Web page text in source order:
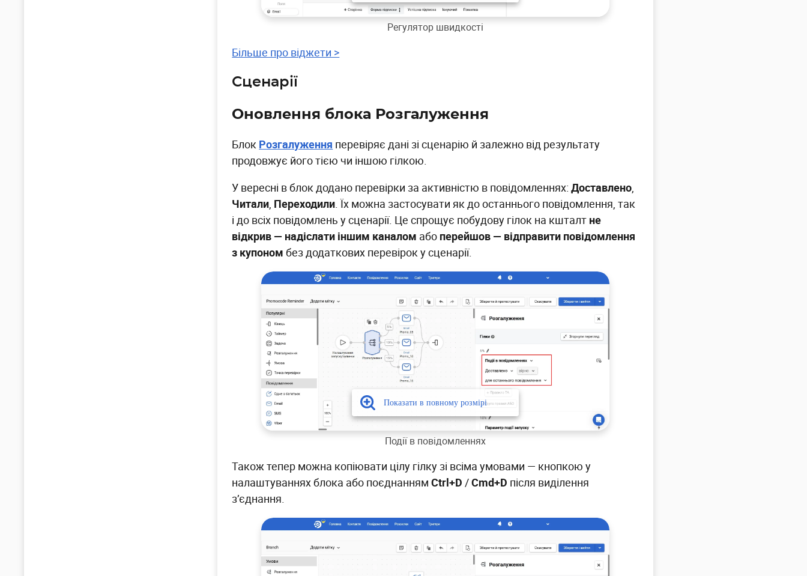
Регулятор швидкості
Більше про віджети >
Сценарії
Оновлення блока Розгалуження
Блок Розгалуження перевіряє дані зі сценарію й залежно від результату
продовжує його тією чи іншою гілкою.
У вересні в блок додано перевірки за активністю в повідомленнях:Доставлено
Читали Переходили . Їх можна застосувати як до останнього повідомлення, так
і до всіх повідомлень у сценарії. Це спрощує побудову гілок на кшталт не
відкрив — надіслати іншим каналом або перейшов — відправити повідомлення
з купоном без додаткових перевірок у сценарії.
Події в повідомленнях
Також тепер можна копіювати цілу гілку зі всіма умовами — кнопкою у
налаштуваннях блока або поєднанням Ctrl+D /Cmd+D після виділення
з’єднання.